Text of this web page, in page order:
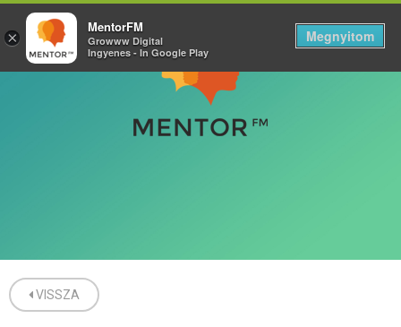
VISSZA
×
MentorFM
Growww Digital
Ingyenes - In Google Play
Megnyitom